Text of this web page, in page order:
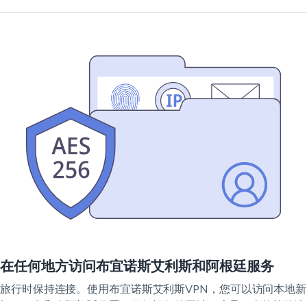
在任何地方访问布宜诺斯艾利斯和阿根廷服务
旅行时保持连接。使用布宜诺斯艾利斯VPN，您可以访问本地新